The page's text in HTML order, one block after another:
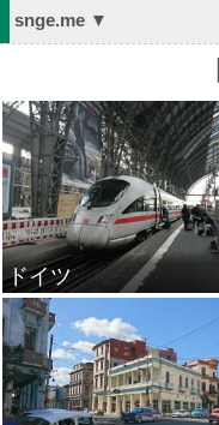
snge.me ▼
ドイツ